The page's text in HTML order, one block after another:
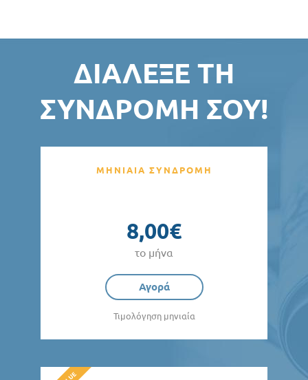
ΔΙΆΛΕΞΕ ΤΗ
ΣΥΝΔΡΟΜΉ ΣΟΥ!
ΜΗΝΙΑΙΑ ΣΥΝΔΡΟΜΗ
8,00€
το μήνα
Αγορά
Τιμολόγηση μηνιαία